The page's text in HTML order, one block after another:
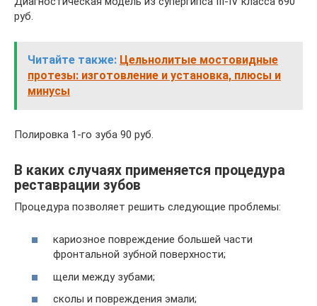
руб.
Читайте также: Цельнолитые мостовидные
протезы: изготовление и установка, плюсы и
минусы
Полировка 1-го зуба 90 руб.
В каких случаях применяется процедура
реставрации зубов
Процедура позволяет решить следующие проблемы:
кариозное повреждение большей части
фронтальной зубной поверхности;
щели между зубами;
сколы и повреждения эмали;